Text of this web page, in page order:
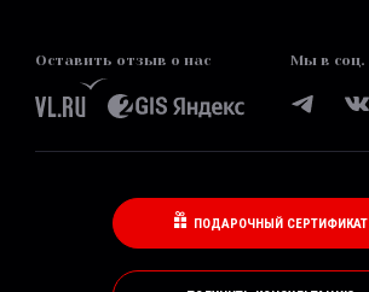
Оставить отзыв о нас Мы в соц.
ПОДАРОЧНЫЙ СЕРТИФИКАТ